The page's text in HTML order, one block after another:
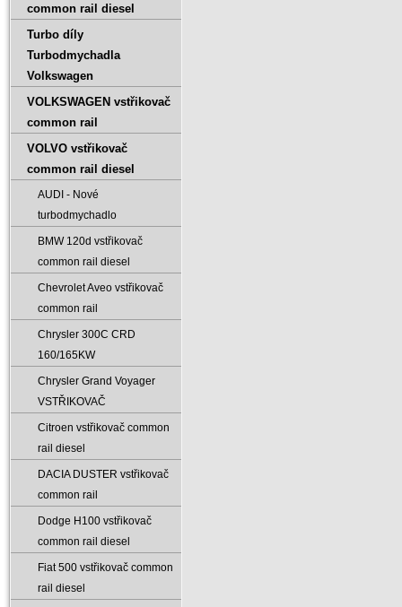
common rail diesel
Turbo díly
Turbodmychadla
Volkswagen
VOLKSWAGEN vstřikovač
common rail
VOLVO vstřikovač
common rail diesel
AUDI - Nové
turbodmychadlo
BMW 120d vstřikovač
common rail diesel
Chevrolet Aveo vstřikovač
common rail
Chrysler 300C CRD
160/165KW
Chrysler Grand Voyager
VSTŘIKOVAČ
Citroen vstřikovač common
rail diesel
DACIA DUSTER vstřikovač
common rail
Dodge H100 vstřikovač
common rail diesel
Fiat 500 vstřikovač common
rail diesel